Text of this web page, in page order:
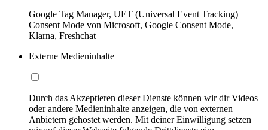
Google Tag Manager, UET (Universal Event Tracking)
Consent Mode von Microsoft, Google Consent Mode,
Klarna, Freshchat
Externe Medieninhalte
Durch das Akzeptieren dieser Dienste können wir dir Videos
oder andere Medieninhalte anzeigen, die von externen
Anbietern gehostet werden. Mit deiner Einwilligung setzen